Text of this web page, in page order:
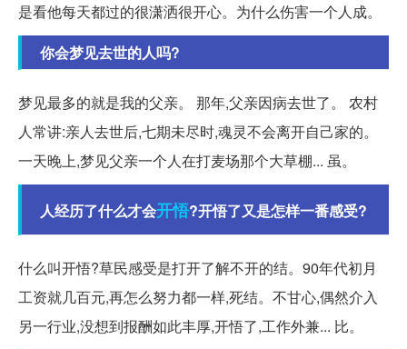
是看他每天都过的很潇洒很开心。为什么伤害一个人成。
你会梦见去世的人吗?
梦见最多的就是我的父亲。 那年,父亲因病去世了。 农村
人常讲:亲人去世后,七期未尽时,魂灵不会离开自己家的。
一天晚上,梦见父亲一个人在打麦场那个大草棚... 虽。
人经历了什么才会开悟?开悟了又是怎样一番感受?
什么叫开悟?草民感受是打开了解不开的结。90年代初月
工资就几百元,再怎么努力都一样,死结。不甘心,偶然介入
另一行业,没想到报酬如此丰厚,开悟了,工作外兼... 比。